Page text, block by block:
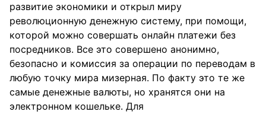
развитие экономики и открыл миру
революционную денежную систему, при помощи,
которой можно совершать онлайн платежи без
посредников. Все это совершено анонимно,
безопасно и комиссия за операции по переводам в
любую точку мира мизерная. По факту это те же
самые денежные валюты, но хранятся они на
электронном кошельке. Для